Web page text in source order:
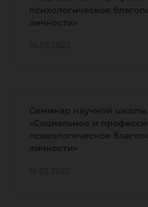
психологическое
личности»
Семинар научной школы
«Социальное и
психологическое
личности»